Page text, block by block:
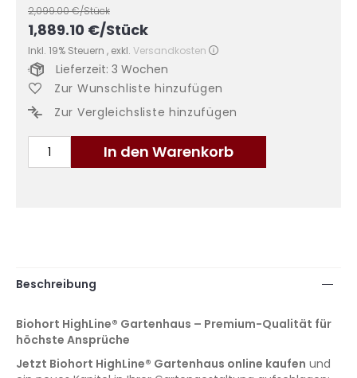
2,099.00€/Stück
1,889.10 €/Stück
Inkl. 19% Steuern , exkl. Versandkosten
In den Warenkorb
Lieferzeit: 3 Wochen
Zur Wunschliste hinzufügen
Zur Vergleichsliste hinzufügen
Beschreibung
Biohort HighLine® Gartenhaus – Premium-Qualität für
höchste Ansprüche
Jetzt Biohort HighLine® Gartenhaus online kaufen und